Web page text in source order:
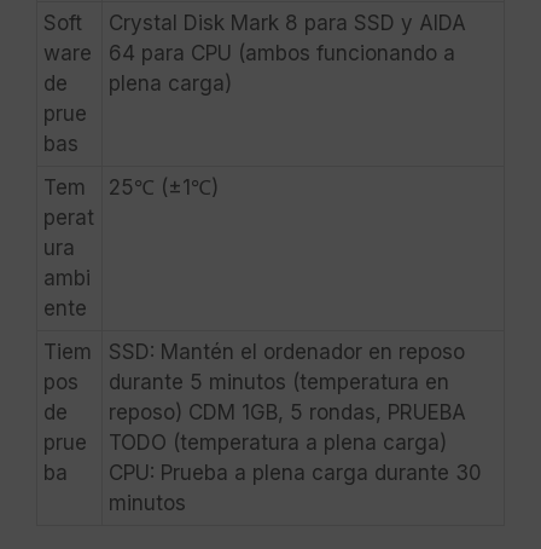
Soft
ware
de
prue
bas
Crystal Disk Mark 8 para SSD y AIDA
64 para CPU (ambos funcionando a
plena carga)
Tem
perat
ura
ambi
ente
25℃ (±1℃)
Tiem
pos
de
prue
ba
SSD: Mantén el ordenador en reposo
durante 5 minutos (temperatura en
reposo) CDM 1GB, 5 rondas, PRUEBA
TODO (temperatura a plena carga)
CPU: Prueba a plena carga durante 30
minutos